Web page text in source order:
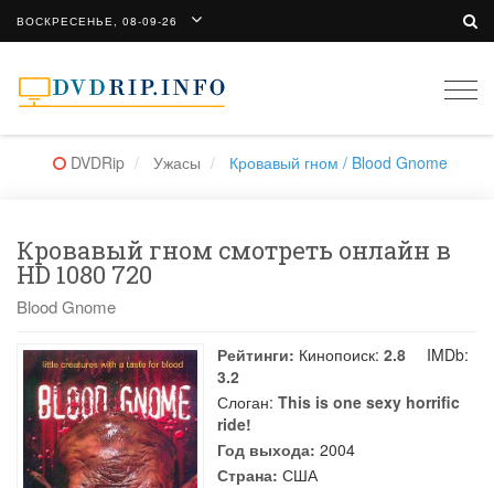
ВОСКРЕСЕНЬЕ, 08-09-26
DVDRip Ужасы Кровавый гном / Blood Gnome
Кровавый гном смотреть онлайн в
HD 1080 720
Blood Gnome
Рейтинги: Кинопоиск: 2.8
IMDb:
3.2
Слоган: This is one sexy horrific
ride!
Год выхода: 2004
Страна: США